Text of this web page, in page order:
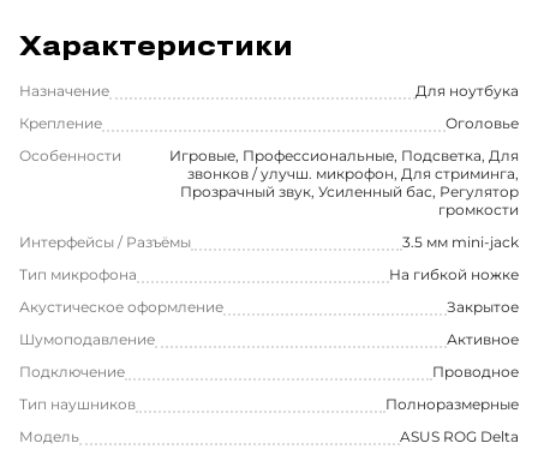
Характеристики
Назначение
Для ноутбука
Крепление
Оголовье
Особенности
Игровые, Профессиональные, Подсветка, Для
звонков / улучш. микрофон, Для стриминга,
Прозрачный звук, Усиленный бас, Регулятор
громкости
Интерфейсы / Разъёмы
3.5 мм mini-jack
Тип микрофона
На гибкой ножке
Акустическое оформление
Закрытое
Шумоподавление
Активное
Подключение
Проводное
Тип наушников
Полноразмерные
Модель
ASUS ROG Delta